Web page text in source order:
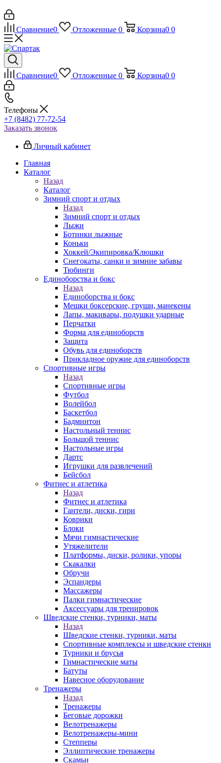
Сравнение0 Отложенные 0 Корзина0 0
Сравнение0 Отложенные 0 Корзина0 0
Телефоны
+7 (8482) 77-72-54
Заказать звонок
Личный кабинет
Главная
Каталог
Назад
Каталог
Зимний спорт и отдых
Назад
Зимний спорт и отдых
Лыжи
Ботинки лыжные
Коньки
Хоккей/Экипировка/Клюшки
Снегокаты, санки и зимние забавы
Тюбинги
Единоборства и бокс
Назад
Единоборства и бокс
Мешки боксерские, груши, манекены
Лапы, макивары, подушки ударные
Перчатки
Форма для единоборств
Защита
Обувь для единоборств
Прикладное оружие для единоборств
Спортивные игры
Назад
Спортивные игры
Футбол
Волейбол
Баскетбол
Бадминтон
Настольный теннис
Большой теннис
Настольные игры
Дартс
Игрушки для развлечений
Бейсбол
Фитнес и атлетика
Назад
Фитнес и атлетика
Гантели, диски, гири
Коврики
Блоки
Мячи гимнастические
Утяжелители
Платформы, диски, ролики, упоры
Скакалки
Обручи
Эспандеры
Массажеры
Палки гимнастические
Аксессуары для тренировок
Шведские стенки, турники, маты
Назад
Шведские стенки, турники, маты
Спортивные комплексы и шведские стенки
Турники и брусья
Гимнастические маты
Батуты
Навесное оборудование
Тренажеры
Назад
Тренажеры
Беговые дорожки
Велотренажеры
Велотренажеры-мини
Степперы
Эллиптические тренажеры
Скамьи